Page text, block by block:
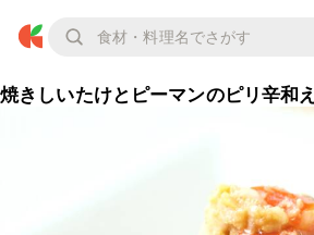
焼きしいたけとピーマンのピリ辛和え